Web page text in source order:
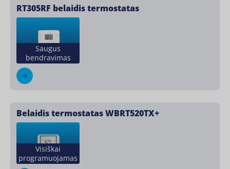
RT305RF belaidis termostatas
Saugus
bendravimas
Belaidis termostatas WBRT520TX+
Visiškai
programuojamas